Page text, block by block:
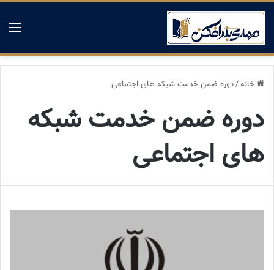
خانه/دوره ضمن خدمت شبکه های اجتماعی
دوره ضمن خدمت شبکه
های اجتماعی